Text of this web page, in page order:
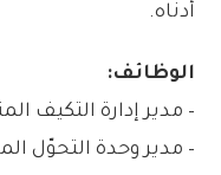
أدناه.
الوظائف:
– مدير إدارة التكيف
– مدير وحدة التحوّل